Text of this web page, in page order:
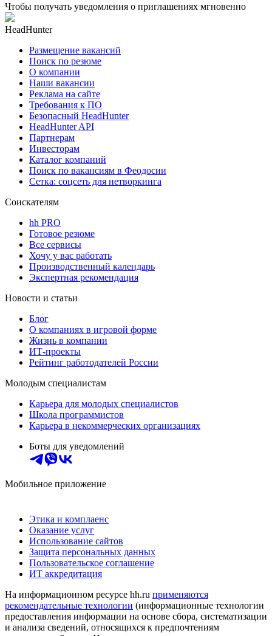
Чтобы получать уведомления о приглашениях мгновенно
HeadHunter
Размещение вакансий
Поиск по резюме
О компании
Наши вакансии
Реклама на сайте
Требования к ПО
Безопасный HeadHunter
HeadHunter API
Партнерам
Инвесторам
Каталог компаний
Поиск по вакансиям в Феодосии
Сетка: соцсеть для нетворкинга
Соискателям
hh PRO
Готовое резюме
Все сервисы
Хочу у вас работать
Производственный календарь
Экспертная рекомендация
Новости и статьи
Блог
О компаниях в игровой форме
Жизнь в компании
ИТ-проекты
Рейтинг работодателей России
Молодым специалистам
Карьера для молодых специалистов
Школа программистов
Карьера в некоммерческих организациях
Боты для уведомлений
Мобильное приложение
Этика и комплаенс
Оказание услуг
Использование сайтов
Защита персональных данных
Пользовательское соглашение
ИТ аккредитация
На информационном ресурсе hh.ru применяются
рекомендательные технологии (информационные технологии
предоставления информации на основе сбора, систематизации
и анализа сведений, относящихся к предпочтениям